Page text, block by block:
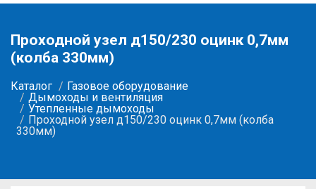
Проходной узел д150/230 оцинк 0,7мм
(колба 330мм)
Каталог
Газовое оборудование
Дымоходы и вентиляция
Утепленные дымоходы
Проходной узел д150/230 оцинк 0,7мм (колба
330мм)